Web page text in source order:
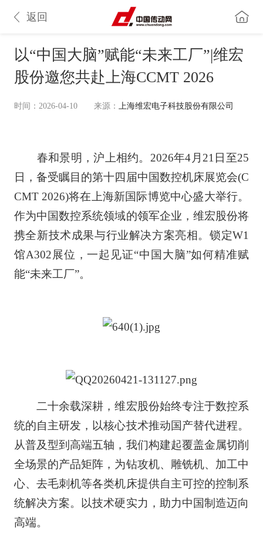
返回
以“中国大脑”赋能“未来工厂”|维宏
股份邀您共赴上海CCMT 2026
时间：2026-04-10 来源： 上海维宏电子科技股份有限公司
春和景明，沪上相约。2026年4月21日至25
日，备受瞩目的第十四届中国数控机床展览会(C
CMT 2026)将在上海新国际博览中心盛大举行。
作为中国数控系统领域的领军企业，维宏股份将
携全新技术成果与行业解决方案亮相。锁定W1
馆A302展位，一起见证“中国大脑”如何精准赋
能“未来工厂”。
二十余载深耕，维宏股份始终专注于数控系
统的自主研发，以核心技术推动国产替代进程。
从普及型到高端五轴，我们构建起覆盖金属切削
全场景的产品矩阵，为钻攻机、雕铣机、加工中
心、去毛刺机等各类机床提供自主可控的控制系
统解决方案。以技术硬实力，助力中国制造迈向
高端。